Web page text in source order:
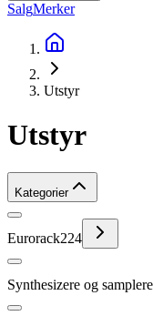
SalgMerker
Utstyr
Utstyr
Kategorier
Eurorack224
Synthesizere og samplere